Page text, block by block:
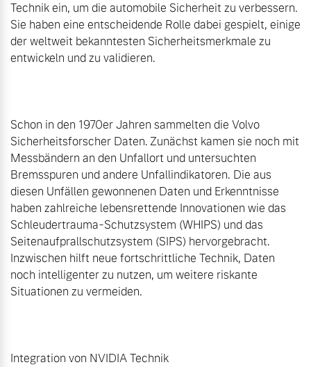
Technik ein, um die automobile Sicherheit zu verbessern.
Sie haben eine entscheidende Rolle dabei gespielt, einige
der weltweit bekanntesten Sicherheitsmerkmale zu
entwickeln und zu validieren.
Schon in den 1970er Jahren sammelten die Volvo
Sicherheitsforscher Daten. Zunächst kamen sie noch mit
Messbändern an den Unfallort und untersuchten
Bremsspuren und andere Unfallindikatoren. Die aus
diesen Unfällen gewonnenen Daten und Erkenntnisse
haben zahlreiche lebensrettende Innovationen wie das
Schleudertrauma-Schutzsystem (WHIPS) und das
Seitenaufprallschutzsystem (SIPS) hervorgebracht.
Inzwischen hilft neue fortschrittliche Technik, Daten
noch intelligenter zu nutzen, um weitere riskante
Situationen zu vermeiden.
Integration von NVIDIA Technik